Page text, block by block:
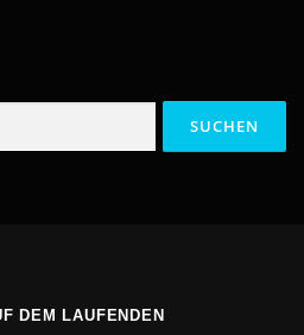
DEM LAUFENDEN